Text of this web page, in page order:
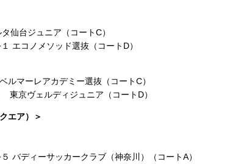
仙台ジュニア（コートC）
エコノメソッド選抜（コートD）
マーレアカデミー選抜（コートC）
京ヴェルディジュニア（コートD）
エア）＞
バディーサッカークラブ（神奈川）（コートA）